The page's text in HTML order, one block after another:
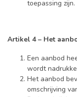
toepassing zijn.
Artikel 4 – Het
Een aanbod
wordt
Het aanbod
omschrijving